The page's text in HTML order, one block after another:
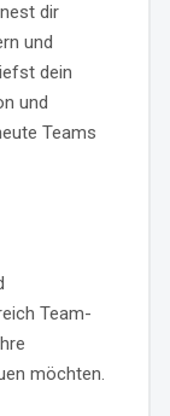
dir
und
dein
und
Teams
Team-
möchten.